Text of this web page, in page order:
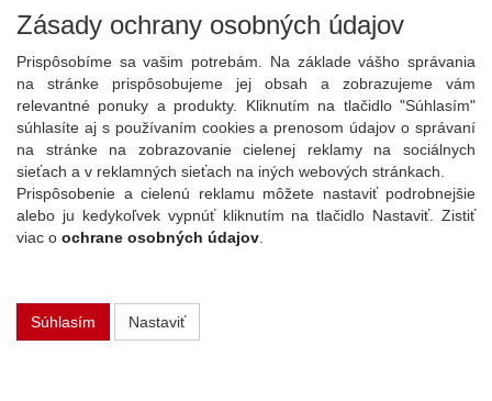
Reklamačný poriadok
SPOLOČNOSŤ
O nás
Kontakt
Služby
Aktuality
NOVINKY NA EMAIL
Prihlásiť
Viac informácií o tejto službe
Copyright
Zásady ochrany osobných údajov
Prispôsobíme sa vašim potrebám. Na základe vášho správania
na stránke prispôsobujeme jej obsah a zobrazujeme vám
relevantné ponuky a produkty. Kliknutím na tlačidlo "Súhlasím"
súhlasíte aj s používaním cookies a prenosom údajov o správaní
na stránke na zobrazovanie cielenej reklamy na sociálnych
sieťach a v reklamných sieťach na iných webových stránkach.
Prispôsobenie a cielenú reklamu môžete nastaviť podrobnejšie
alebo ju kedykoľvek vypnúť kliknutím na tlačidlo Nastaviť. Zistiť
viac o ochrane osobných údajov
Súhlasím Nastaviť